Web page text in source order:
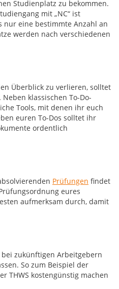
Studienplatz zu bekommen.
mit „NC“ ist
nur eine bestimmte Anzahl an
werden nach verschiedenen
Überblick zu verlieren, solltet
klassischen To-Do-
Tools, mit denen ihr euch
euren To-Dos solltet ihr
ordentlich
Prüfungen findet
eures
aufmerksam durch, damit
zukünftigen Arbeitgebern
So zum Beispiel der
THWS kostengünstig machen